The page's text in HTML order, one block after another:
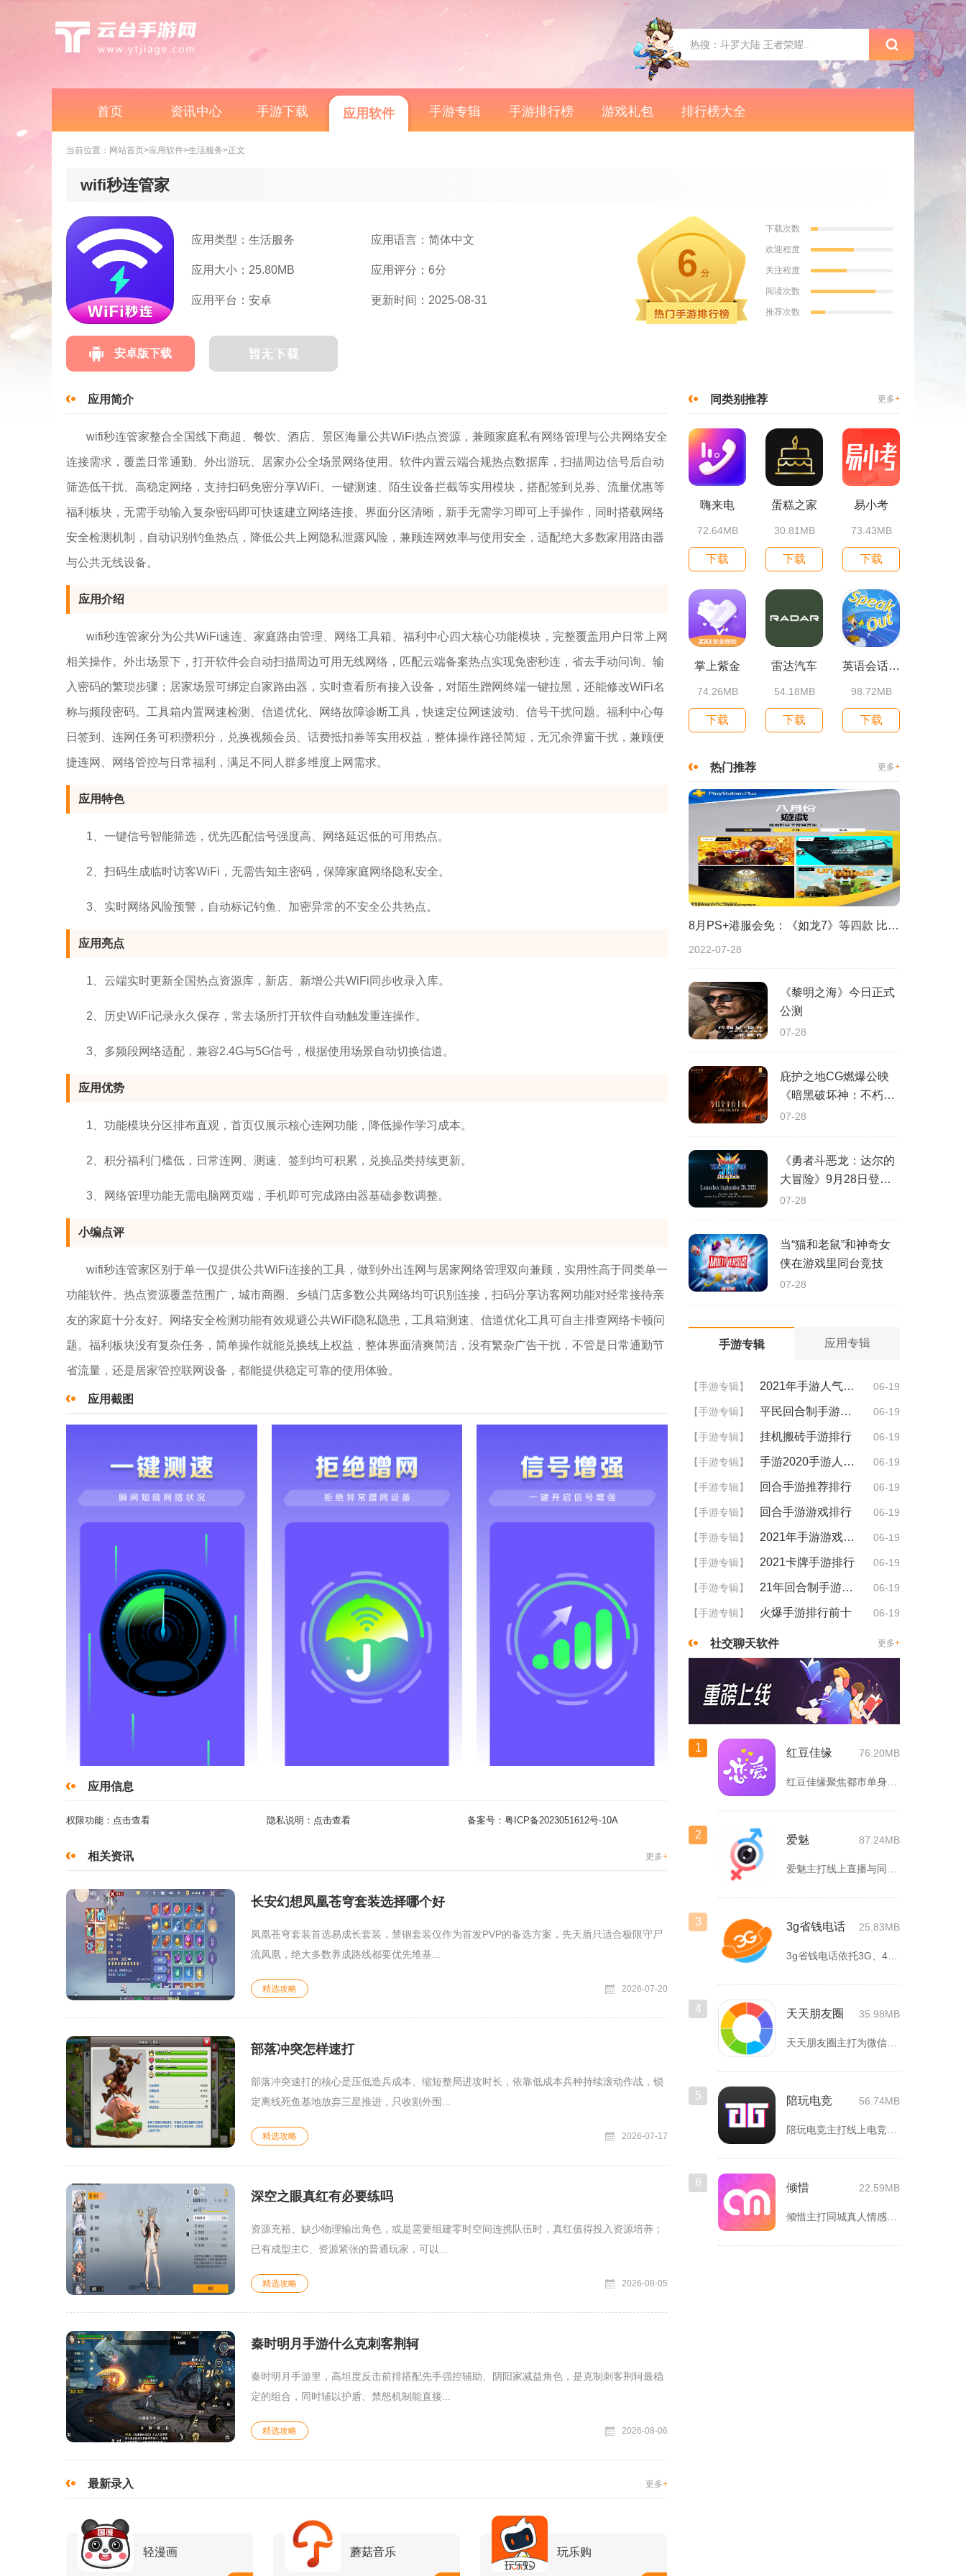
首页 资讯中心 手游下载 应用软件 手游专辑 手游排行榜 游戏礼包 排行榜大全
当前位置： 网站首页>应用软件>生活服务>正文
wifi秒连管家
应用类型：生活服务 应用语言：简体中文
应用大小：25.80MB 应用评分：6分
应用平台：安卓 更新时间：2025-08-31
6 分
下载次数
欢迎程度
关注程度
阅读次数
推荐次数
安卓版下载
应用简介
wifi秒连管家整合全国线下商超、餐饮、酒店、景区海量公共WiFi热点资源，兼顾家庭私有网络管理与公共网络安全
连接需求，覆盖日常通勤、外出游玩、居家办公全场景网络使用。软件内置云端合规热点数据库，扫描周边信号后自动
筛选低干扰、高稳定网络，支持扫码免密分享WiFi、一键测速、陌生设备拦截等实用模块，搭配签到兑券、流量优惠等
福利板块，无需手动输入复杂密码即可快速建立网络连接。界面分区清晰，新手无需学习即可上手操作，同时搭载网络
安全检测机制，自动识别钓鱼热点，降低公共上网隐私泄露风险，兼顾连网效率与使用安全，适配绝大多数家用路由器
与公共无线设备。
应用介绍
wifi秒连管家分为公共WiFi速连、家庭路由管理、网络工具箱、福利中心四大核心功能模块，完整覆盖用户日常上网
相关操作。外出场景下，打开软件会自动扫描周边可用无线网络，匹配云端备案热点实现免密秒连，省去手动问询、输
入密码的繁琐步骤；居家场景可绑定自家路由器，实时查看所有接入设备，对陌生蹭网终端一键拉黑，还能修改WiFi名
称与频段密码。工具箱内置网速检测、信道优化、网络故障诊断工具，快速定位网速波动、信号干扰问题。福利中心每
日签到、连网任务可积攒积分，兑换视频会员、话费抵扣券等实用权益，整体操作路径简短，无冗余弹窗干扰，兼顾便
捷连网、网络管控与日常福利，满足不同人群多维度上网需求。
应用特色
1、一键信号智能筛选，优先匹配信号强度高、网络延迟低的可用热点。
2、扫码生成临时访客WiFi，无需告知主密码，保障家庭网络隐私安全。
3、实时网络风险预警，自动标记钓鱼、加密异常的不安全公共热点。
应用亮点
1、云端实时更新全国热点资源库，新店、新增公共WiFi同步收录入库。
2、历史WiFi记录永久保存，常去场所打开软件自动触发重连操作。
3、多频段网络适配，兼容2.4G与5G信号，根据使用场景自动切换信道。
应用优势
1、功能模块分区排布直观，首页仅展示核心连网功能，降低操作学习成本。
2、积分福利门槛低，日常连网、测速、签到均可积累，兑换品类持续更新。
3、网络管理功能无需电脑网页端，手机即可完成路由器基础参数调整。
小编点评
wifi秒连管家区别于单一仅提供公共WiFi连接的工具，做到外出连网与居家网络管理双向兼顾，实用性高于同类单一
功能软件。热点资源覆盖范围广，城市商圈、乡镇门店多数公共网络均可识别连接，扫码分享访客网功能对经常接待亲
友的家庭十分友好。网络安全检测功能有效规避公共WiFi隐私隐患，工具箱测速、信道优化工具可自主排查网络卡顿问
题。福利板块没有复杂任务，简单操作就能兑换线上权益，整体界面清爽简洁，没有繁杂广告干扰，不管是日常通勤节
省流量，还是居家管控联网设备，都能提供稳定可靠的使用体验。
应用截图
应用信息
权限功能： 点击查看 隐私说明： 点击查看 备案号： 粤ICP备2023051612号-10A
相关资讯 更多+
长安幻想凤凰苍穹套装选择哪个好
凤凰苍穹套装首选易成长套装，禁锢套装仅作为首发PVP的备选方案，先天盾只适合极限守尸
流凤凰，绝大多数养成路线都要优先堆基...
精选攻略 2026-07-20
部落冲突怎样速打
部落冲突速打的核心是压低造兵成本、缩短整局进攻时长，依靠低成本兵种持续滚动作战，锁
定离线死鱼基地放弃三星推进，只收割外围...
精选攻略 2026-07-17
深空之眼真红有必要练吗
资源充裕、缺少物理输出角色，或是需要组建零时空间连携队伍时，真红值得投入资源培养；
已有成型主C、资源紧张的普通玩家，可以...
精选攻略 2026-08-05
秦时明月手游什么克刺客荆轲
秦时明月手游里，高坦度反击前排搭配先手强控辅助、阴阳家减益角色，是克制刺客荆轲最稳
定的组合，同时辅以护盾、禁怒机制能直接...
精选攻略 2026-08-06
最新录入 更多+
轻漫画 蘑菇音乐 玩乐购
同类别推荐 更多+
嗨来电
72.64MB
下载
蛋糕之家
30.81MB
下载
易小考
73.43MB
下载
掌上紫金
74.26MB
下载
雷达汽车
54.18MB
下载
英语会话达人
98.72MB
下载
热门推荐 更多+
8月PS+港服会免：《如龙7》等四款 比欧美服多一款
2022-07-28
《黎明之海》今日正式
公测
07-28
庇护之地CG燃爆公映
《暗黑破坏神：不朽》
今日全平台上线
07-28
《勇者斗恶龙：达尔的
大冒险》9月28日登陆
苹果谷歌应用商店
07-28
当“猫和老鼠”和神奇女
侠在游戏里同台竞技
07-28
手游专辑 应用专辑
【手游专辑】 2021年手游人气排行 06-19
【手游专辑】 平民回合制手游排行 06-19
【手游专辑】 挂机搬砖手游排行 06-19
【手游专辑】 手游2020手游人气排行 06-19
【手游专辑】 回合手游推荐排行 06-19
【手游专辑】 回合手游游戏排行 06-19
【手游专辑】 2021年手游游戏排行 06-19
【手游专辑】 2021卡牌手游排行 06-19
【手游专辑】 21年回合制手游排行 06-19
【手游专辑】 火爆手游排行前十 06-19
社交聊天软件 更多+
1 红豆佳缘 76.20MB
红豆佳缘聚焦都市单身人群严肃婚恋需求，搭建线上线下联动的真实...
2 爱魅 87.24MB
爱魅主打线上直播与同城轻社交融合服务，整合影音直播、兴趣社群...
3 3g省钱电话 25.83MB
3g省钱电话依托3G、4G、5G及WiFi网络实现低资费通话...
4 天天朋友圈 35.98MB
天天朋友圈主打为微信以及各类社交平台提供全套发圈素材，涵盖文...
5 陪玩电竞 56.74MB
陪玩电竞主打线上电竞组队、游戏陪练服务，覆盖手游、端游多款热...
6 倾惜 22.59MB
倾惜主打同城真人情感社交，面向有交友、脱单需求的年轻用户，依...